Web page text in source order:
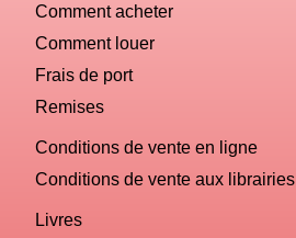
Comment acheter
Comment louer
Frais de port
Remises
Conditions de vente en ligne
Conditions de vente aux librairies
Livres